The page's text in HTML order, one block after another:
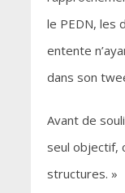
le PEDN, les
entente
dans son
Avant de
seul objectif,
structures. »